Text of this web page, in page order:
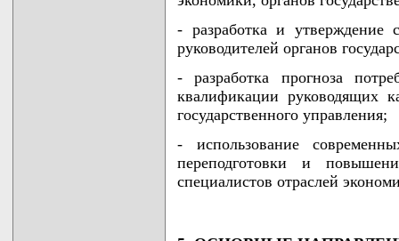
- разработка и утверждение
руководителей органов
- разработка прогноза
квалификации руководящих
государственного управления;
- использование
переподготовки и
специалистов отраслей